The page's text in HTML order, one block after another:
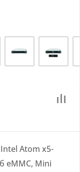
Atom x5-
eMMC, Mini